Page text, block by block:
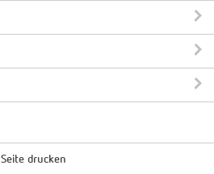
Seite drucken